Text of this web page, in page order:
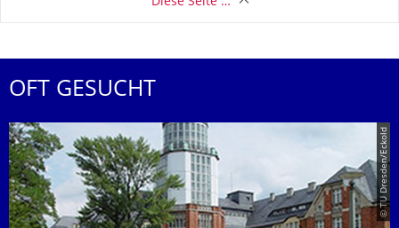
Diese Seite …
OFT GESUCHT
© TU Dresden/Eckold